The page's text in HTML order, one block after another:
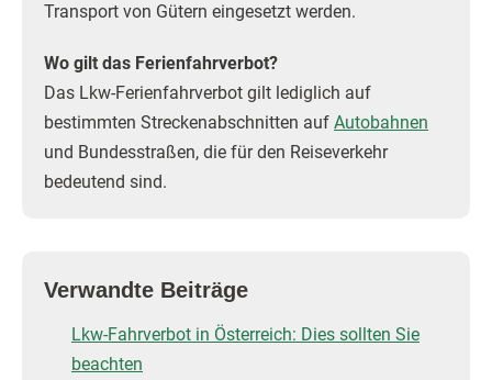
Transport von Gütern eingesetzt werden.
Wo gilt das Ferienfahrverbot?
Das Lkw-Ferienfahrverbot gilt lediglich auf
bestimmten Streckenabschnitten auf Autobahnen
und Bundesstraßen, die für den Reiseverkehr
bedeutend sind.
Verwandte Beiträge
Lkw-Fahrverbot in Österreich: Dies sollten Sie
beachten